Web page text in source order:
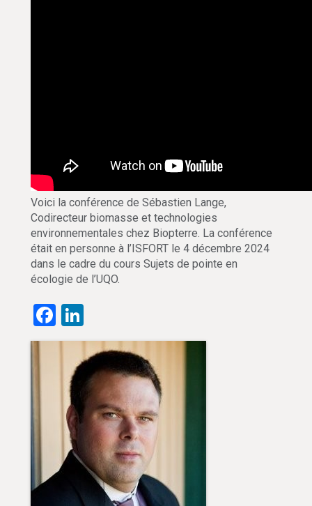
Voici la conférence de Sébastien Lange,
Codirecteur biomasse et technologies
environnementales chez Biopterre. La conférence
était en personne à l’ISFORT le 4 décembre 2024
dans le cadre du cours Sujets de pointe en
écologie de l’UQO.
Facebook